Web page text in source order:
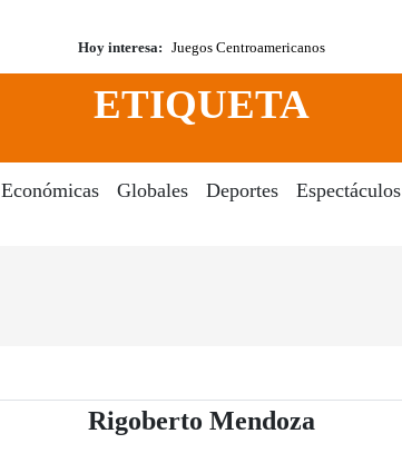
Hoy interesa: Juegos Centroamericanos
ETIQUETA
Económicas Globales Deportes Espectáculos
Rigoberto Mendoza